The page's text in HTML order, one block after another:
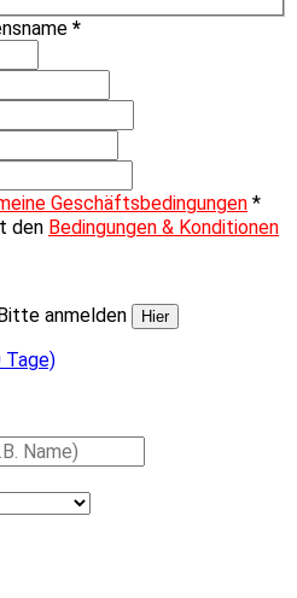
*
Geschäftsbedingungen *
den Bedingungen & Konditionen
anmelden
Hier